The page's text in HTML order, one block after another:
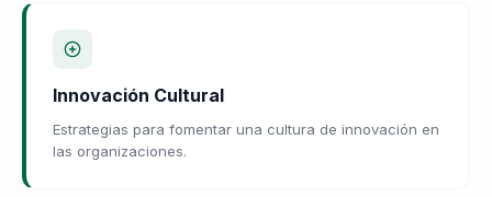
Innovación Cultural
Estrategias para fomentar una cultura de innovación en
las organizaciones.